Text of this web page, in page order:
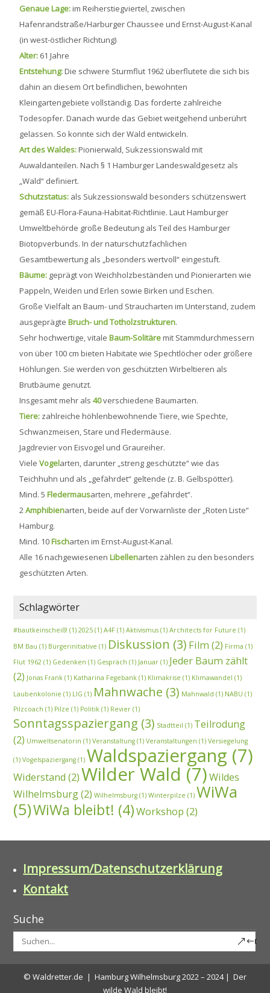
Genaue Lage:im Reiherstiegviertel, zwischen
Hafenrandstraße/Harburger Chaussee und Ernst-August-Kanal
(in west-östlicher Richtung)
Alter: 61 Jahre
Entstehung:Die schwere Sturmflut 1962 überflutete die sich bis
dahin an diesem Ort befindlichen, bewohnten
Kleingartengebiete vollständig. Das forderte zahlreiche
Todesopfer. Danach wurde das Gebiet weitgehend unberührt
gelassen. So konnte sich der Wald entwickeln.
Art des Waldes:Pionierwald, Sukzessionswald mit
Auwaldanteilen. Nach § 1 Hamburger Landeswaldgesetz als
„Wald“ definiert.
Schutzstatus: als Sukzessionswald besonders schützenswert
gemäß EU-Flora-Fauna-Habitat-Richtlinie. Laut Hamburger
Umweltbehörde große Bedeutung als Teil des Hamburger
Biotopverbunds. In der naturschutzfachlichen
Gesamtbewertung als „besonders wertvoll“ eingestuft.
Bäume: geprägt von Weichholzbeständen und Pionierarten wie
Pappeln, Weiden und Erlen sowie Birken und Eschen.
Große Vielfalt an Baum- und Straucharten im Unterstand, zudem
ausgeprägteBruch- und Totholzstrukturen.
Sehr hochwertige, vitaleBaum-Solitäremit Stammdurchmessern
von über 100 cm bieten Habitate wie Spechtlöcher oder größere
Höhlungen. Sie werden von geschützten Wirbeltieren als
Brutbäume genutzt.
Insgesamt mehr als40verschiedene Baumarten.
Tiere: zahlreiche höhlenbewohnende Tiere, wie Spechte,
Schwanzmeisen, Stare und Fledermäuse.
Jagdrevier von Eisvogel und Graureiher.
VieleVogelarten, darunter „streng geschützte“ wie das
Teichhuhn und als „gefährdet“ geltende (z. B. Gelbspötter).
Mind. 5Fledermausarten, mehrere „gefährdet“.
2Amphibienarten, beide auf der Vorwarnliste der „Roten Liste“
Hamburg.
Mind. 10Fischarten im Ernst-August-Kanal.
Alle 16 nachgewiesenen Libellenarten zählen zu den besonders
geschützten Arten.
Schlagwörter
#bautkeinscheiß! (1) 2025 (1) A4F (1) Aktivismus (1) Architects for Future (1)
BM Bau (1) Bürgerinitiative (1) Diskussion (3) Film (2) Firma (1)
Flut 1962 (1) Gedenken (1) Gespräch (1) Januar (1) Jeder Baum zählt
(2) Jonas Frank (1) Katharina Fegebank (1) Klimakrise (1) Klimawandel (1)
Laubenkolonie (1) LIG (1) Mahnwache (3) Mahnwald (1) NABU (1)
Pilzcoach (1) Pilze (1) Politik (1) Revier (1)
Sonntagsspaziergang (3) Stadtteil (1) Teilrodung
(2) Umweltsenatorin (1) Veranstaltung (1) Veranstaltungen (1) Versiegelung
(1) Vogelspaziergang (1) Waldspaziergang (7)
Widerstand (2) Wilder Wald (7) Wildes
Wilhelmsburg(2) Wilhelmsburg (1) Winterpilze (1) WiWa
(5)WiWa bleibt! (4) Workshop (2)
Impressum/Datenschutzerklärung
Kontakt
Suche
© Waldretter.de | Hamburg Wilhelmsburg 2022 – 2024 | Der
wilde Wald bleibt!